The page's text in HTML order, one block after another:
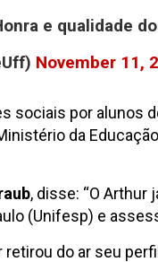
e qualidade
November 11,
por alunos
da
, disse: “O Arthur
(Unifesp) e
do ar seu